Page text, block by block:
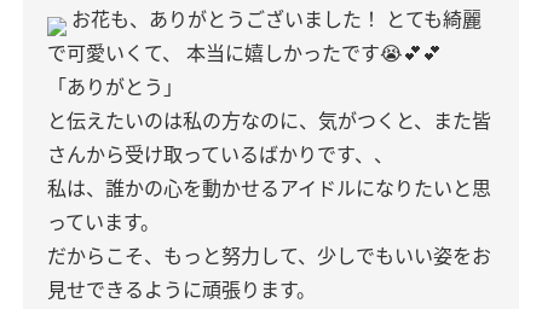
お花も、ありがとうございました！
とても綺麗
で可愛いくて、
本当に嬉しかったです😭💕💕
「ありがとう」
と伝えたいのは私の方なのに、気がつくと、また皆
さんから受け取っているばかりです、、
私は、誰かの心を動かせるアイドルになりたいと思
っています。
だからこそ、もっと努力して、少しでもいい姿をお
見せできるように頑張ります。